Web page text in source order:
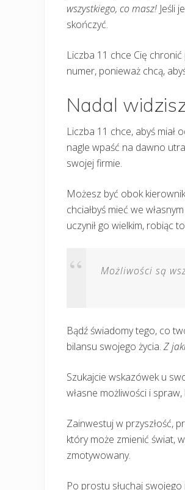
wszystkiego, co masz! Jeśli
skończyć.
Liczba 11 chce Cię
numer, ponieważ chcą,
Nadal
Liczba 11 chce, abyś miał
nagle wpaść na dawno
swojej firmie.
Możesz być obok
chciałbyś mieć we
uczynił go wielkim, robiąc
Możliwości są
Bądź świadomy tego, co
bilansu swojego życia. Z
Szukajcie wskazówek u
własne możliwości i
Zainwestuj w przyszłość,
który może zmienić świat,
zmotywowany.
Po prostu słuchaj